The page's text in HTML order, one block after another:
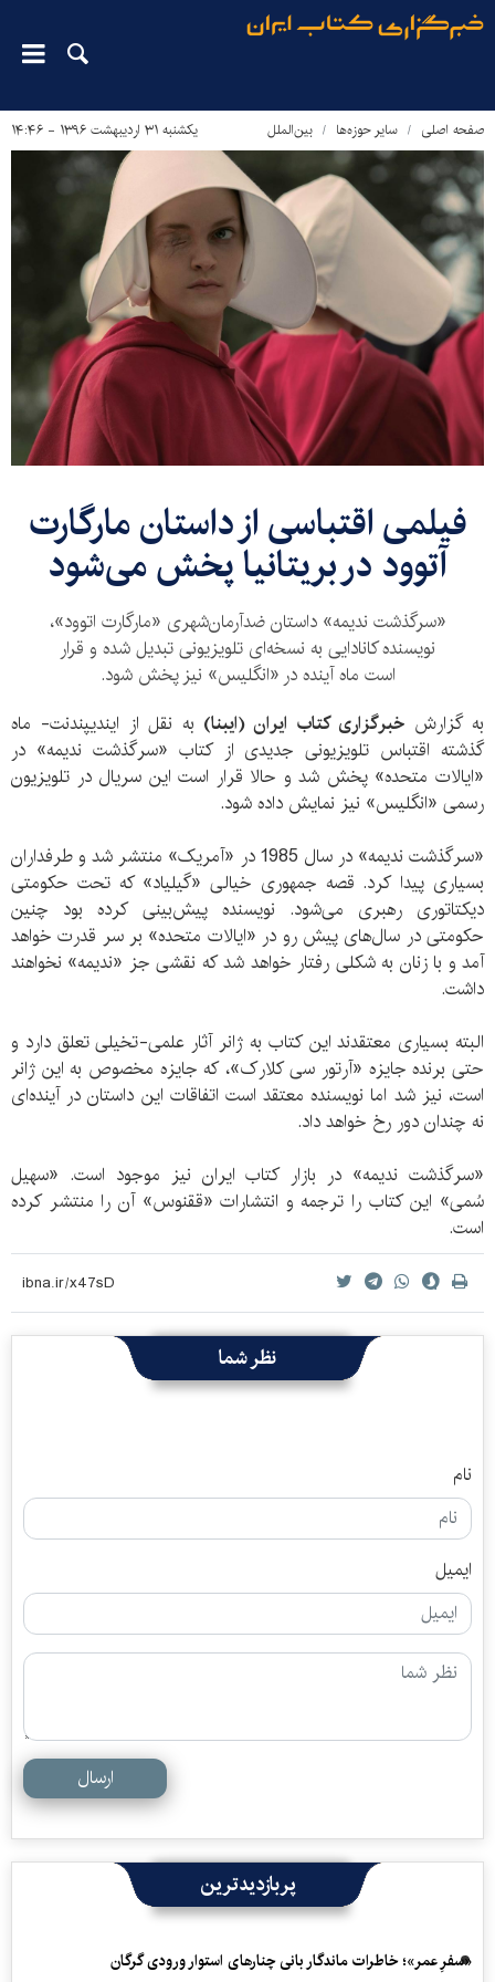
صفحه اصلی سایر حوزه‌ها بین‌الملل یکشنبه ۳۱ اردیبهشت ۱۳۹۶ - ۱۴:۴۶
فیلمی اقتباسی از داستان مارگارت
آتوود در بریتانیا پخش می‌شود
«سرگذشت ندیمه» داستان ضدآرمان‌شهری «مارگارت اتوود»،
نویسنده کانادایی به نسخه‌ای تلویزیونی تبدیل شده و قرار
است ماه آینده در «انگلیس» نیز پخش شود.
به گزارش خبرگزاری کتاب ایران (ایبنا) به نقل از ایندیپندنت- ماه
گذشته اقتباس تلویزیونی جدیدی از کتاب «سرگذشت ندیمه» در
«ایالات متحده» پخش شد و حالا قرار است این سریال در تلویزیون
رسمی «انگلیس» نیز نمایش داده شود.
«سرگذشت ندیمه» در سال 1985 در «آمریک» منتشر شد و طرفداران
بسیاری پیدا کرد. قصه جمهوری خیالی «گیلیاد» که تحت حکومتی
دیکتاتوری رهبری می‌شود. نویسنده پیش‌بینی کرده بود چنین
حکومتی در سال‌های پیش رو در «ایالات متحده» بر سر قدرت خواهد
آمد و با زنان به شکلی رفتار خواهد شد که نقشی جز «ندیمه» نخواهند
داشت.
البته بسیاری معتقدند این کتاب به ژانر آثار علمی-تخیلی تعلق دارد و
حتی برنده جایزه «آرتور سی کلارک»، که جایزه مخصوص به این ژانر
است، نیز شد اما نویسنده معتقد است اتفاقات این داستان در آینده‌ای
نه چندان دور رخ خواهد داد.
«سرگذشت ندیمه» در بازار کتاب ایران نیز موجود است. «سهیل
سُمی» این کتاب را ترجمه و انتشارات «ققنوس» آن را منتشر کرده
است.
نظر شما
نام
ایمیل
ارسال
پربازدیدترین
«سفرِ عمر»؛ خاطرات ماندگار بانی چنارهای استوار ورودی گرگان